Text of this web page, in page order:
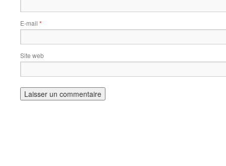
E-mail *
Site web